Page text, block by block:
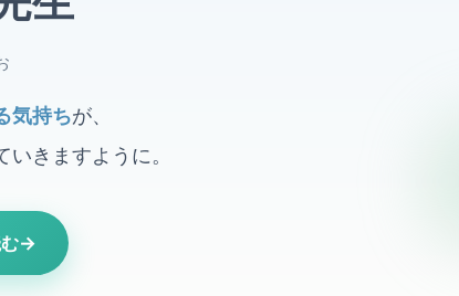
気持ちが、
きますように。
→